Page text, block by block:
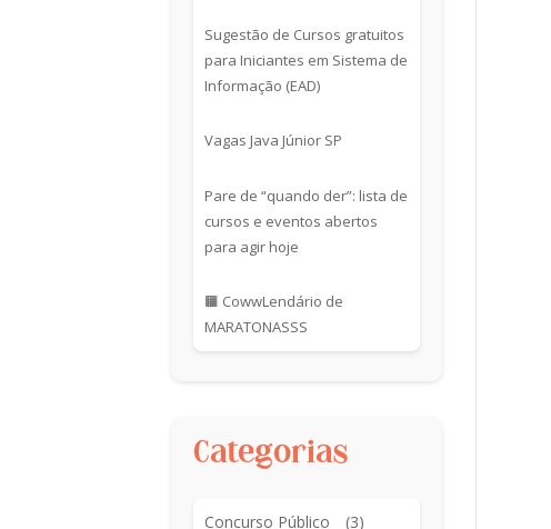
Sugestão de Cursos gratuitos
para Iniciantes em Sistema de
Informação (EAD)
Vagas Java Júnior SP
Pare de “quando der”: lista de
cursos e eventos abertos
para agir hoje
🟧 CowwLendário de
MARATONASSS
Categorias
Concurso Público (3)